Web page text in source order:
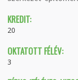
KREDIT:
20
OKTATOTT FÉLÉV:
3